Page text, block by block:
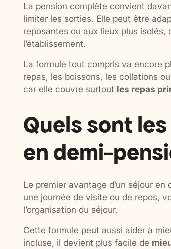
La pension complète convient
limiter les sorties. Elle peut être
reposantes ou aux lieux plus isolés,
l’établissement.
La formule tout compris va encore
repas, les boissons, les collations
car elle couvre surtout les repas
Quels sont
en demi-
Le premier avantage d’un séjour en
une journée de visite ou de repos,
l’organisation du séjour.
Cette formule peut aussi aider à
incluse, il devient plus facile de